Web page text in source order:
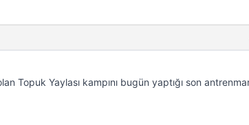
Topuk Yaylası kampını bugün yaptığı son